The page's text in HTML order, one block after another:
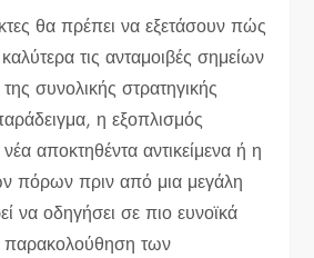
θα πρέπει να εξετάσουν πώς
τις ανταμοιβές σημείων
συνολικής στρατηγικής
η εξοπλισμός
αποκτηθέντα αντικείμενα ή η
πόρων πριν από μια μεγάλη
να οδηγήσει σε πιο ευνοϊκά
των